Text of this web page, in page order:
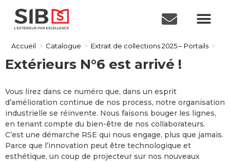
Accueil > Catalogue > Extrait de collections 2025 – Portails >
Extérieurs N°6 est arrivé !
Vous lirez dans ce numéro que, dans un esprit
d’amélioration continue de nos process, notre organisation
industrielle se réinvente. Nous faisons bouger les lignes,
en tenant compte du bien-être de nos collaborateurs.
C’est une démarche RSE qui nous engage, plus que jamais.
Parce que l’innovation peut être technologique et
esthétique, un coup de projecteur sur nos nouveaux